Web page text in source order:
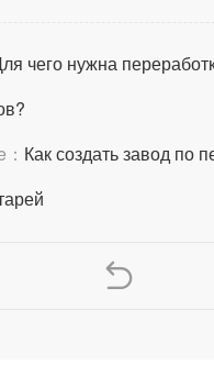
чего нужна
Как создать завод по